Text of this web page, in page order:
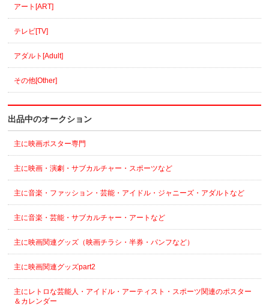
アート[ART]
テレビ[TV]
アダルト[Adult]
その他[Other]
出品中のオークション
主に映画ポスター専門
主に映画・演劇・サブカルチャー・スポーツなど
主に音楽・ファッション・芸能・アイドル・ジャニーズ・アダルトなど
主に音楽・芸能・サブカルチャー・アートなど
主に映画関連グッズ（映画チラシ・半券・パンフなど）
主に映画関連グッズpart2
主にレトロな芸能人・アイドル・アーティスト・スポーツ関連のポスター
＆カレンダー